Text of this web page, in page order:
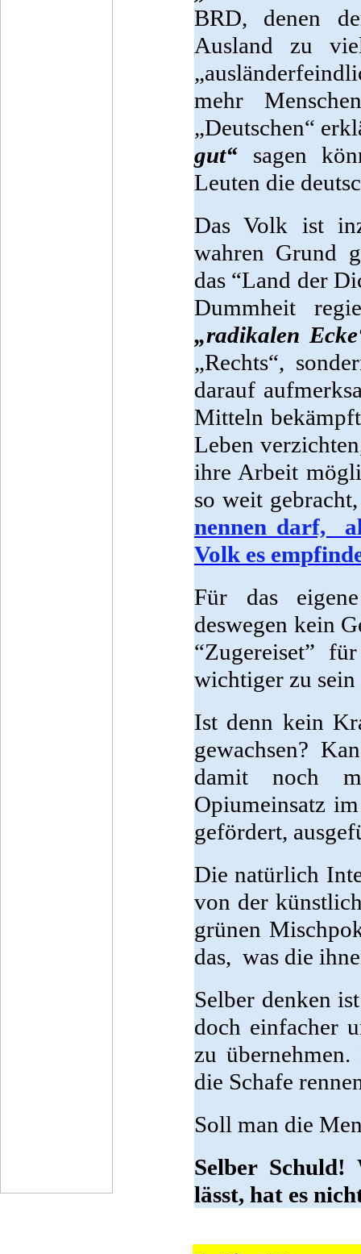
BRD, denen
Ausland zu
mehr
„Deutschen“
gut“ sagen
Leuten die
Das Volk ist
wahren Grund
das “Land der
Dummheit
„radikalen
„Rechts“,
darauf
Mitteln
Leben
ihre Arbeit
so weit
nennen darf,
Volk es
Für das
deswegen kein
“Zugereiset”
wichtiger zu sein
Ist denn kein
gewachsen?
damit noch
Opiumeinsatz
gefördert,
Die natürlich
von der
grünen
das, was die
Selber denken
doch einfacher
zu
die Schafe
Soll man die
Selber Schuld!
lässt, hat es